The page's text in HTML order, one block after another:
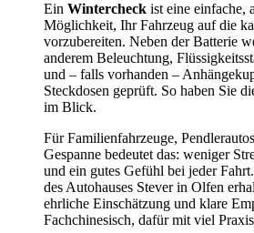
Ein Wintercheck ist eine einfache,
Möglichkeit, Ihr Fahrzeug auf die
vorzubereiten. Neben der Batterie
anderem Beleuchtung,
und – falls vorhanden –
Steckdosen geprüft. So haben Sie
im Blick.
Für Familienfahrzeuge,
Gespanne bedeutet das: weniger
und ein gutes Gefühl bei jeder
des Autohauses Stever in Olfen
ehrliche Einschätzung und klare
Fachchinesisch, dafür mit viel